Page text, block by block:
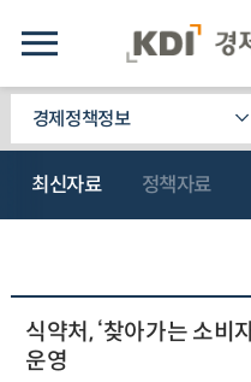
경제정책정보
최신자료 정책자료
식약처, ‘찾아가는 소비
운영